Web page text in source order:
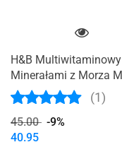
H&B
Minerałami z Morza
(1)
45.00 -9%
40.95